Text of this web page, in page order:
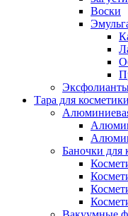
Воски
Тара для косметики
Баночки для